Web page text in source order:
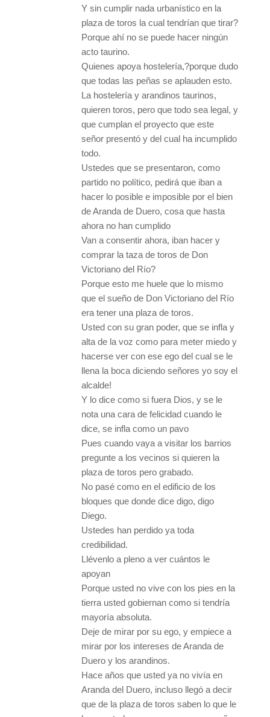
Y sin cumplir nada urbanístico en la
plaza de toros la cual tendrían que tirar?
Porque ahí no se puede hacer ningún
acto taurino.
Quienes apoya hostelería,?porque dudo
que todas las peñas se aplauden esto.
La hostelería y arandinos taurinos,
quieren toros, pero que todo sea legal, y
que cumplan el proyecto que este
señor presentó y del cual ha incumplido
todo.
Ustedes que se presentaron, como
partido no político, pedirá que iban a
hacer lo posible e imposible por el bien
de Aranda de Duero, cosa que hasta
ahora no han cumplido
Van a consentir ahora, iban hacer y
comprar la taza de toros de Don
Victoriano del Río?
Porque esto me huele que lo mismo
que el sueño de Don Victoriano del Río
era tener una plaza de toros.
Usted con su gran poder, que se infla y
alta de la voz como para meter miedo y
hacerse ver con ese ego del cual se le
llena la boca diciendo señores yo soy el
alcalde!
Y lo dice como si fuera Dios, y se le
nota una cara de felicidad cuando le
dice, se infla como un pavo
Pues cuando vaya a visitar los barrios
pregunte a los vecinos si quieren la
plaza de toros pero grabado.
No pasé como en el edificio de los
bloques que donde dice digo, digo
Diego.
Ustedes han perdido ya toda
credibilidad.
Llévenlo a pleno a ver cuántos le
apoyan
Porque usted no vive con los pies en la
tierra usted gobiernan como si tendría
mayoría absoluta.
Deje de mirar por su ego, y empiece a
mirar por los intereses de Aranda de
Duero y los arandinos.
Hace años que usted ya no vivía en
Aranda del Duero, incluso llegó a decir
que de la plaza de toros saben lo que le